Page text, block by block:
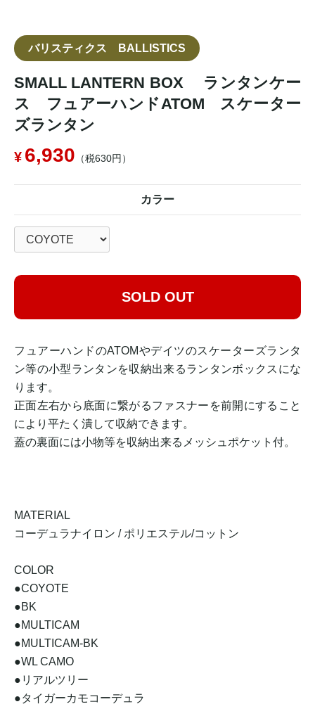
バリスティクス BALLISTICS
SMALL LANTERN BOX ランタンケー
ス フュアーハンドATOM スケーター
ズランタン
6,930 （税630円）
カラー
SOLD OUT
フュアーハンドのATOMやデイツのスケーターズランタ
ン等の小型ランタンを収納出来るランタンボックスにな
ります。
正面左右から底面に繋がるファスナーを前開にすること
により平たく潰して収納できます。
蓋の裏面には小物等を収納出来るメッシュポケット付。
MATERIAL
コーデュラナイロン / ポリエステル/コットン
COLOR
●COYOTE
●BK
●MULTICAM
●MULTICAM-BK
●WL CAMO
●リアルツリー
●タイガーカモコーデュラ